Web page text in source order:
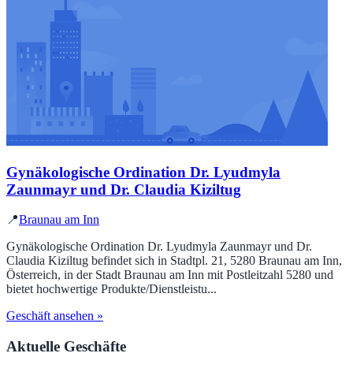
Gynäkologische Ordination Dr. Lyudmyla
Zaunmayr und Dr. Claudia Kiziltug
📍Braunau am Inn
Gynäkologische Ordination Dr. Lyudmyla Zaunmayr und Dr.
Claudia Kiziltug befindet sich in Stadtpl. 21, 5280 Braunau am Inn,
Österreich, in der Stadt Braunau am Inn mit Postleitzahl 5280 und
bietet hochwertige Produkte/Dienstleistu...
Geschäft ansehen »
Aktuelle Geschäfte